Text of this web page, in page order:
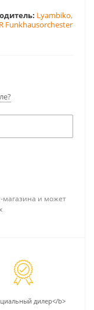
Lyambiko,
Funkhausorchester
магазина и может
дилер</b>